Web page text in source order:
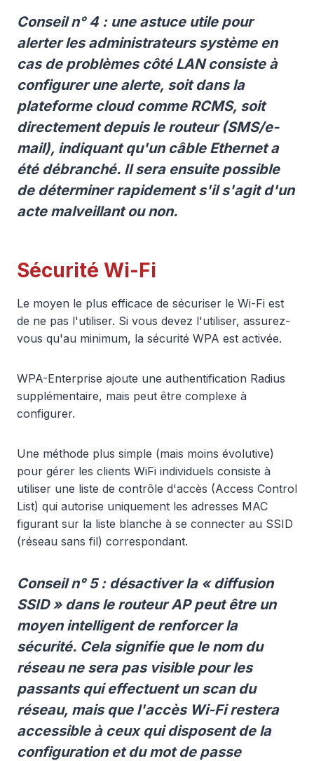
Conseil n° 4 : une astuce utile pour
alerter les administrateurs système en
cas de problèmes côté LAN consiste à
configurer une alerte, soit dans la
plateforme cloud comme RCMS, soit
directement depuis le routeur (SMS/e-
mail), indiquant qu'un câble Ethernet a
été débranché. Il sera ensuite possible
de déterminer rapidement s'il s'agit d'un
acte malveillant ou non.
Sécurité Wi-Fi
Le moyen le plus efficace de sécuriser le Wi-Fi est
de ne pas l'utiliser. Si vous devez l'utiliser, assurez-
vous qu'au minimum, la sécurité WPA est activée.
WPA-Enterprise ajoute une authentification Radius
supplémentaire, mais peut être complexe à
configurer.
Une méthode plus simple (mais moins évolutive)
pour gérer les clients WiFi individuels consiste à
utiliser une liste de contrôle d'accès (Access Control
List) qui autorise uniquement les adresses MAC
figurant sur la liste blanche à se connecter au SSID
(réseau sans fil) correspondant.
Conseil n° 5 : désactiver la « diffusion
SSID » dans le routeur AP peut être un
moyen intelligent de renforcer la
sécurité. Cela signifie que le nom du
réseau ne sera pas visible pour les
passants qui effectuent un scan du
réseau, mais que l'accès Wi-Fi restera
accessible à ceux qui disposent de la
configuration et du mot de passe